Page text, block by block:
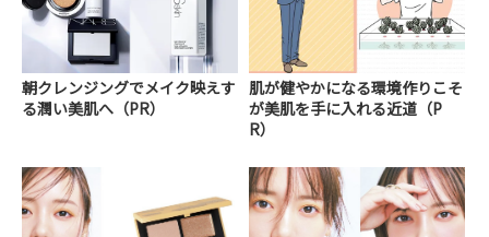
朝クレンジングでメイク映えす
る潤い美肌へ（PR）
肌が健やかになる環境作りこそ
が美肌を手に入れる近道（P
R）